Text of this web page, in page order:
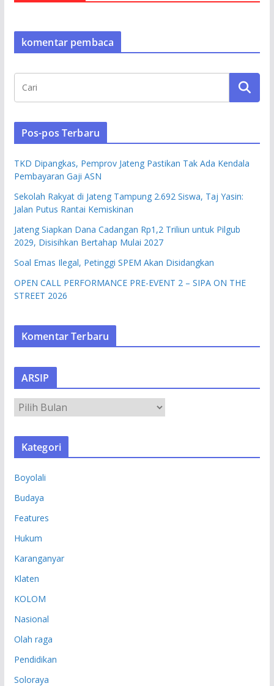
komentar pembaca
Pos-pos Terbaru
TKD Dipangkas, Pemprov Jateng Pastikan Tak Ada Kendala
Pembayaran Gaji ASN
Sekolah Rakyat di Jateng Tampung 2.692 Siswa, Taj Yasin:
Jalan Putus Rantai Kemiskinan
Jateng Siapkan Dana Cadangan Rp1,2 Triliun untuk Pilgub
2029, Disisihkan Bertahap Mulai 2027
Soal Emas Ilegal, Petinggi SPEM Akan Disidangkan
OPEN CALL PERFORMANCE PRE-EVENT 2 – SIPA ON THE
STREET 2026
Komentar Terbaru
ARSIP
R
S
Kategori
Boyolali
Budaya
Features
Hukum
Karanganyar
Klaten
KOLOM
Nasional
Olah raga
Pendidikan
Soloraya